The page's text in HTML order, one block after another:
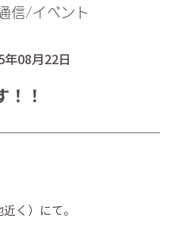
信/イベント
年08月22日
！
く）にて。